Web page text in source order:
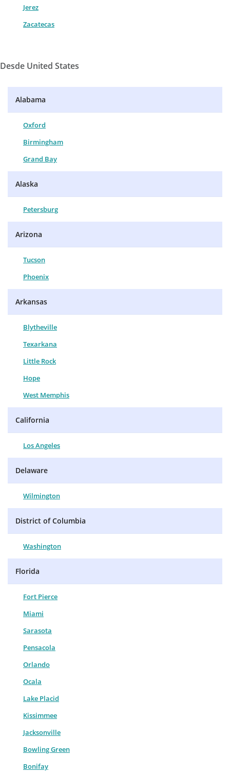
Jerez
Zacatecas
Desde United States
Alabama
Oxford
Birmingham
Grand Bay
Alaska
Petersburg
Arizona
Tucson
Phoenix
Arkansas
Blytheville
Texarkana
Little Rock
Hope
West Memphis
California
Los Angeles
Delaware
Wilmington
District of Columbia
Washington
Florida
Fort Pierce
Miami
Sarasota
Pensacola
Orlando
Ocala
Lake Placid
Kissimmee
Jacksonville
Bowling Green
Bonifay